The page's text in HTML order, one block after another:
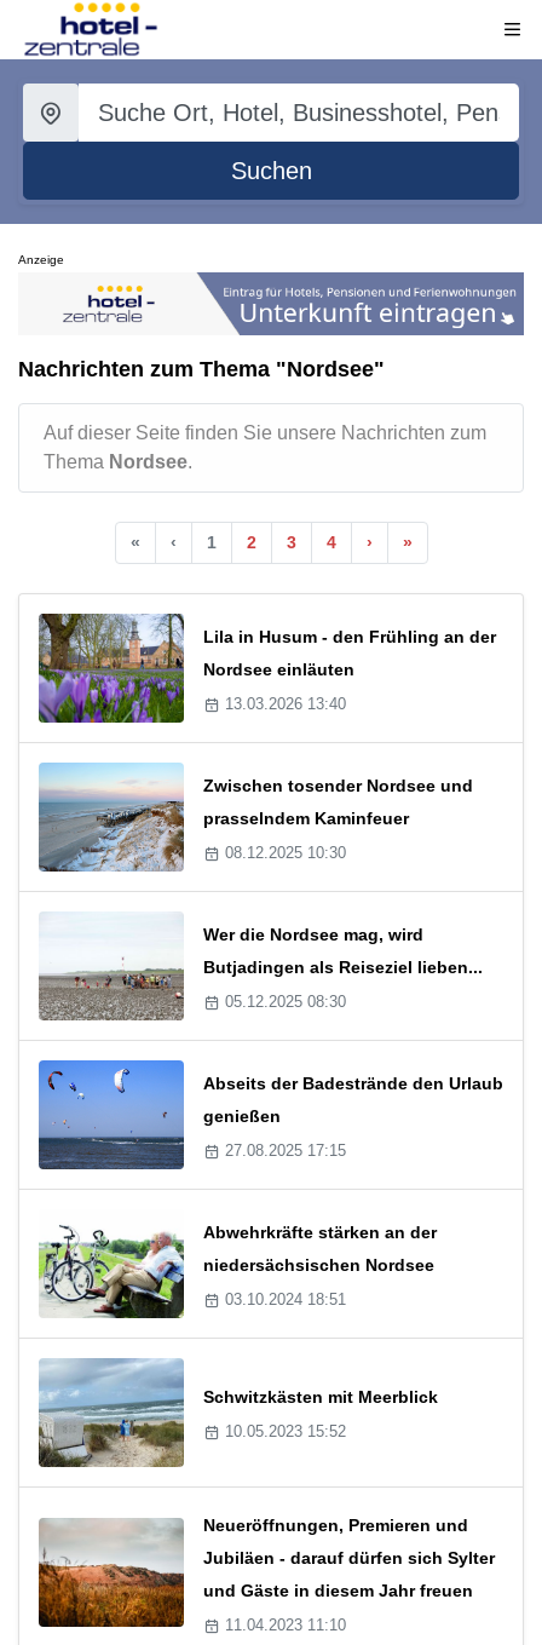
Suchen
Anzeige
Nachrichten zum Thema "Nordsee"
Auf dieser Seite finden Sie unsere Nachrichten zum
Thema Nordsee.
« ‹ 1 2 3 4 › »
Lila in Husum - den Frühling an der
Nordsee einläuten
13.03.2026 13:40
Zwischen tosender Nordsee und
prasselndem Kaminfeuer
08.12.2025 10:30
Wer die Nordsee mag, wird
Butjadingen als Reiseziel lieben...
05.12.2025 08:30
Abseits der Badestrände den Urlaub
genießen
27.08.2025 17:15
Abwehrkräfte stärken an der
niedersächsischen Nordsee
03.10.2024 18:51
Schwitzkästen mit Meerblick
10.05.2023 15:52
Neueröffnungen, Premieren und
Jubiläen - darauf dürfen sich Sylter
und Gäste in diesem Jahr freuen
11.04.2023 11:10